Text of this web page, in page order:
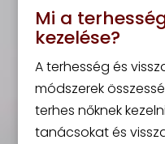
Mi a
kezelése?
A terhesség és
módszerek
terhes nőknek
tanácsokat és